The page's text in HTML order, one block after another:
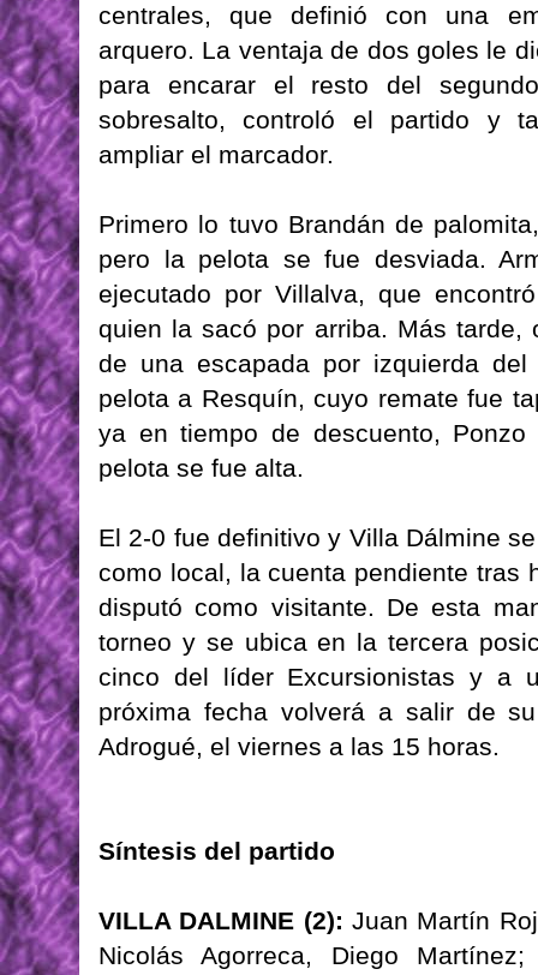
centrales, que definió con una
arquero. La ventaja de dos goles le
para encarar el resto del
sobresalto, controló el partido y
ampliar el marcador.
Primero lo tuvo Brandán de
pero la pelota se fue desviada.
ejecutado por Villalva, que
quien la sacó por arriba. Más
de una escapada por izquierda
pelota a Resquín, cuyo remate fue
ya en tiempo de descuento,
pelota se fue alta.
El 2-0 fue definitivo y Villa Dálmine
como local, la cuenta pendiente tras
disputó como visitante. De esta
torneo y se ubica en la tercera
cinco del líder Excursionistas y a
próxima fecha volverá a salir de
Adrogué, el viernes a las 15 horas.
Síntesis del partido
VILLA DALMINE (2): Juan Martín
Nicolás Agorreca, Diego